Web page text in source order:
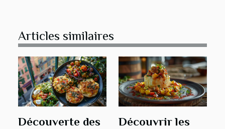
Articles similaires
Découverte des
Découvrir les